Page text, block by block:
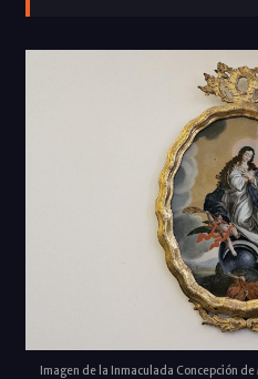
Imagen de la Inmaculada Concepción